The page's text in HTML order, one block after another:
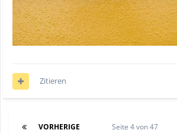
Zitieren
VORHERIGE Seite 4 von 47